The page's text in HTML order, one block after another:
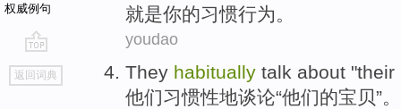
权威例句
go
top
返回词典
就是你的习惯行为 。
youdao
They habitually talk about "their
他们习惯性地谈论“他们的宝贝”。